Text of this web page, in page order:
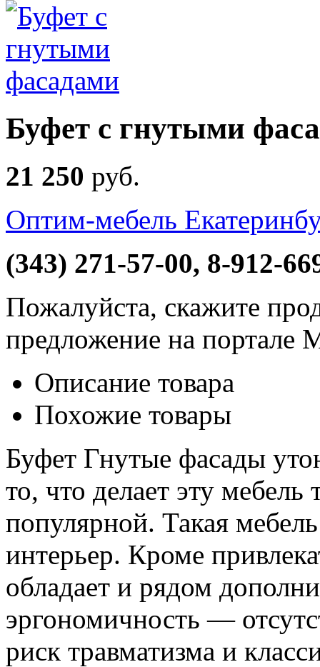
Буфет с гнутыми
21 250 руб.
Оптим-мебель
(343) 271-57-00, 8-912-
Пожалуйста, скажите
предложение на портале
Описание товара
Похожие товары
Буфет Гнутые фасады
то, что делает эту мебель
популярной. Такая
интерьер. Кроме
обладает и рядом
эргономичность ―
риск травматизма и